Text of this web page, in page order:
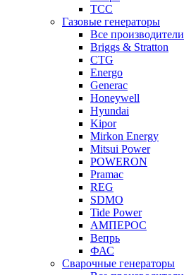
ТСС
Газовые генераторы
Все производители
Briggs & Stratton
CTG
Energo
Generac
Honeywell
Hyundai
Kipor
Mirkon Energy
Mitsui Power
POWERON
Pramac
REG
SDMO
Tide Power
АМПЕРОС
Вепрь
ФАС
Сварочные генераторы